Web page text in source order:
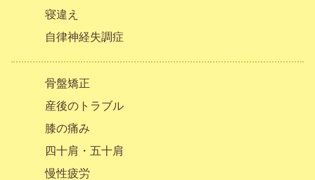
寝違え
自律神経失調症
骨盤矯正
産後のトラブル
膝の痛み
四十肩・五十肩
慢性疲労